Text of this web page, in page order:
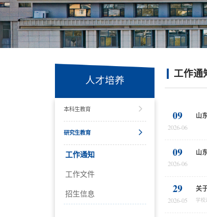
人才培养
本科生教育
研究生教育
工作通知
工作文件
招生信息
工作通
09
2026-06
山
09
2026-06
山
29
2026-05
关